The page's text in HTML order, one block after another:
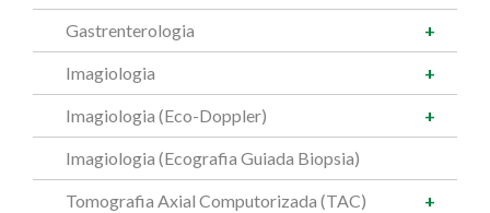
Gastrenterologia
Imagiologia
Imagiologia (Eco-Doppler)
Imagiologia (Ecografia Guiada Biopsia)
Tomografia Axial Computorizada (TAC)